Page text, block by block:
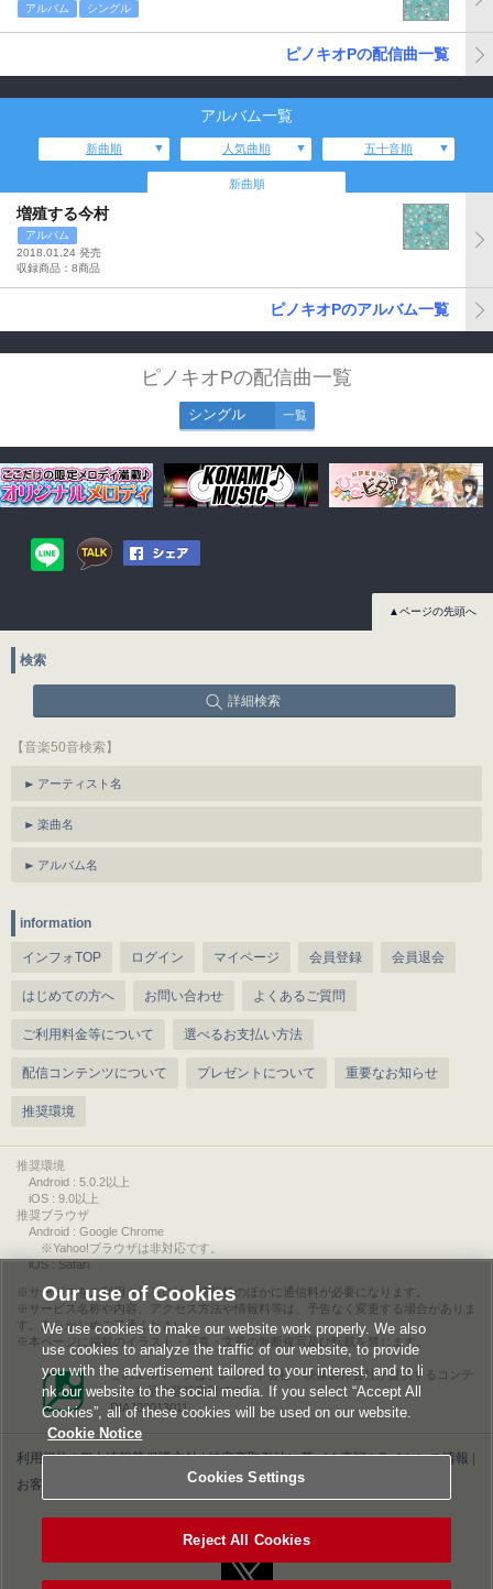
アルバム シングル
ピノキオPの配信曲一覧
アルバム一覧
新曲順 人気曲順 五十音順
新曲順
増殖する今村
アルバム
2018.01.24 発売
収録商品：8商品
ピノキオPのアルバム一覧
ピノキオPの配信曲一覧
シングル 一覧
▲ページの先頭へ
検索
詳細検索
【音楽50音検索】
アーティスト名
楽曲名
アルバム名
information
インフォTOP ログイン マイページ 会員登録 会員退会
はじめての方へ お問い合わせ よくあるご質問
ご利用料金等について 選べるお支払い方法
配信コンテンツについて プレゼントについて 重要なお知らせ
推奨環境
推奨環境
Android : 5.0.2以上
iOS : 9.0以上
推奨ブラウザ
Android : Google Chrome
※Yahoo!ブラウザは非対応です。
iOS : Safari
サービスをご利用されるには、情報料のほかに通信料が必要になります。
サービス名称や内容、アクセス方法や情報料等は、予告なく変更する場合がありま
す。あらかじめご了承ください。
本ページに掲載のイラスト・写真・文章の無断複写及び転載を禁じます。
このエルマークは、レコード会社・映像製作会社が提供するコンテ
ンツを示す登録商標です。
RIAJ00013011
利用規約|個人情報等保護方針|特定商取引法に基づく表記|ライセンス情報
お客様情報の外部送信について|Cookies Settings
Our use of Cookies
We use cookies to make our website work properly. We also
use cookies to analyze the traffic of our website, to provide
you with the advertisement tailored to your interest, and to li
nk our website to the social media. If you select “Accept All
Cookies”, all of these cookies will be used on our website.
Cookie Notice
Cookies Settings
Reject All Cookies